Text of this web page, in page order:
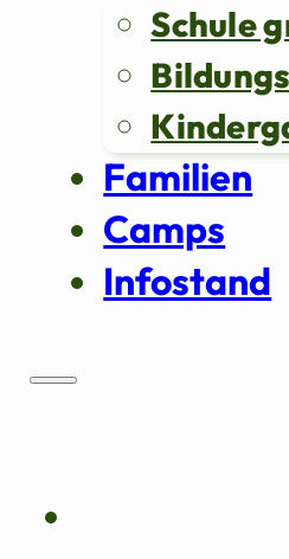
Schule
Familien
Camps
Infostand